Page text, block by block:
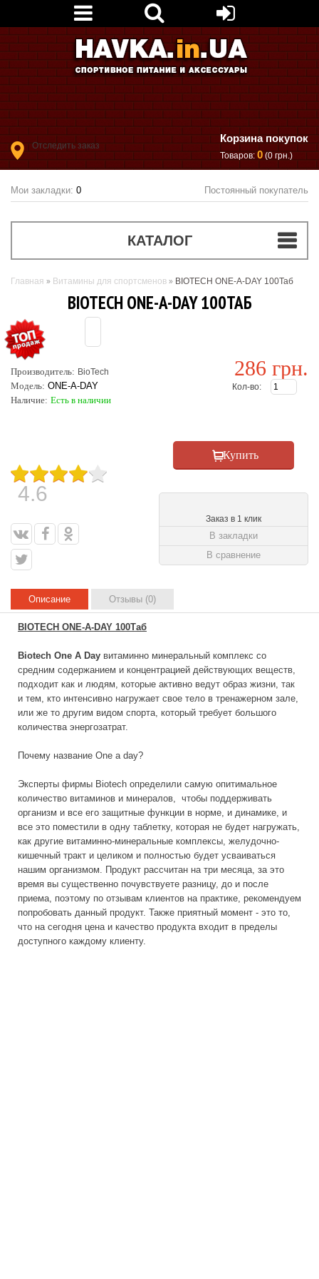
Корзина покупок
Товаров: 0 (0 грн.)
Отследить заказ
Мои закладки: 0 Постоянный покупатель
КАТАЛОГ
Главная Витамины для спортсменов BIOTECH ONE-A-DAY 100Таб
BIOTECH ONE-A-DAY 100ТАБ
Производитель: BioTech
Модель: ONE-A-DAY
Наличие: Есть в наличии
4.6
286 грн.
Кол-во:
Заказ в 1 клик
В закладки
В сравнение
Описание Отзывы (0)
BIOTECH ONE-A-DAY 100Таб
Biotech One A Day витаминно минеральный комплекс со
средним содержанием и концентрацией действующих веществ,
подходит как и людям, которые активно ведут образ жизни, так
и тем, кто интенсивно нагружает свое тело в тренажерном зале,
или же то другим видом спорта, который требует большого
количества энергозатрат.
Почему название One а day?
Эксперты фирмы Biotech определили самую опитимальное
количество витаминов и минералов, чтобы поддерживать
организм и все его защитные функции в норме, и динамике, и
все это поместили в одну таблетку, которая не будет нагружать,
как другие витаминно-минеральные комплексы, желудочно-
кишечный тракт и целиком и полностью будет усваиваться
нашим организмом. Продукт рассчитан на три месяца, за это
время вы существенно почувствуете разницу, до и после
приема, поэтому по отзывам клиентов на практике, рекомендуем
попробовать данный продукт. Также приятный момент - это то,
что на сегодня цена и качество продукта входит в пределы
доступного каждому клиенту.